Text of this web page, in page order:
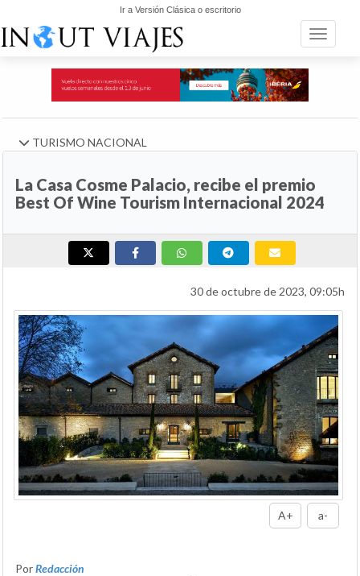
Ir a Versión Clásica o escritorio
Toggle
TURISMO NACIONAL
La Casa Cosme Palacio, recibe el premio
Best Of Wine Tourism Internacional 2024
30 de octubre de 2023, 09:05h
A+ a-
PorRedacción